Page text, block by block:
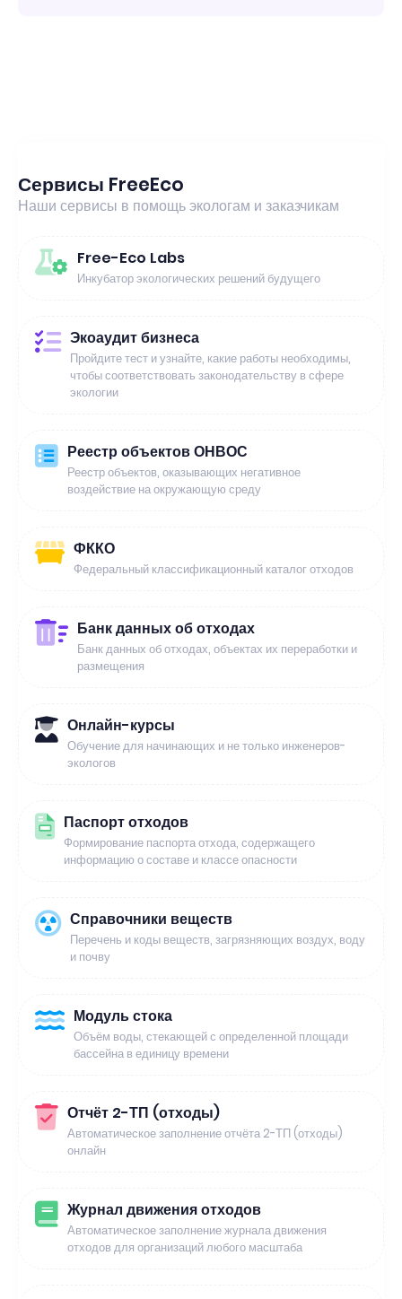
Сервисы FreeEco
Наши сервисы в помощь экологам и заказчикам
Free-Eco Labs
Инкубатор экологических решений будущего
Экоаудит бизнеса
Пройдите тест и узнайте, какие работы необходимы,
чтобы соответствовать законодательству в сфере
экологии
Реестр объектов ОНВОС
Реестр объектов, оказывающих негативное
воздействие на окружающую среду
ФККО
Федеральный классификационный каталог отходов
Банк данных об отходах
Банк данных об отходах, объектах их переработки и
размещения
Онлайн-курсы
Обучение для начинающих и не только инженеров-
экологов
Паспорт отходов
Формирование паспорта отхода, содержащего
информацию о составе и классе опасности
Справочники веществ
Перечень и коды веществ, загрязняющих воздух, воду
и почву
Модуль стока
Объём воды, стекающей с определенной площади
бассейна в единицу времени
Отчёт 2-ТП (отходы)
Автоматическое заполнение отчёта 2-ТП (отходы)
онлайн
Журнал движения отходов
Автоматическое заполнение журнала движения
отходов для организаций любого масштаба